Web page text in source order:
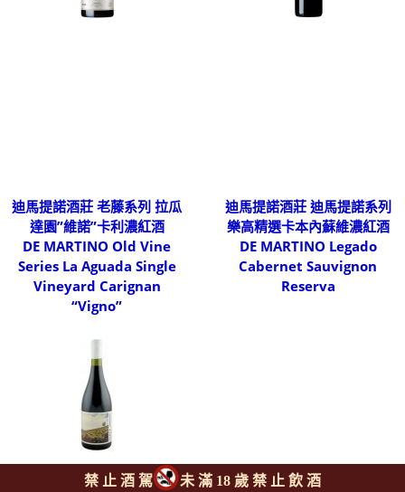
迪馬提諾酒莊 老藤系列 拉瓜
達園”維諾”卡利濃紅酒
DE MARTINO Old Vine
Series La Aguada Single
Vineyard Carignan
“Vigno”
迪馬提諾酒莊 迪馬提諾系列
樂高精選卡本內蘇維濃紅酒
DE MARTINO Legado
Cabernet Sauvignon
Reserva
禁 止 酒 駕 未 滿 18 歲 禁 止 飲 酒